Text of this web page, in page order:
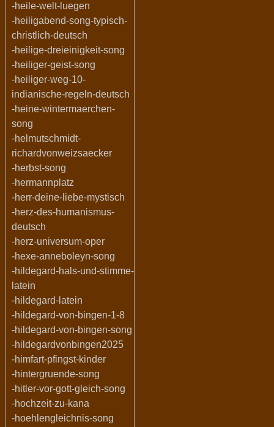
-heile-welt-luegen
-heiligabend-song-typisch-
christlich-deutsch
-heilige-dreieinigkeit-song
-heiliger-geist-song
-heiliger-weg-10-
indianische-regeln-deutsch
-heine-wintermaerchen-
song
-helmutschmidt-
richardvonweizsaecker
-herbst-song
-hermannplatz
-herr-deine-liebe-mystisch
-herz-des-humanismus-
deutsch
-herz-universum-oper
-hexe-anneboleyn-song
-hildegard-hals-und-stimme-
latein
-hildegard-latein
-hildegard-von-bingen-1-8
-hildegard-von-bingen-song
-hildegardvonbingen2025
-himfart-pfingst-kinder
-hintergruende-song
-hitler-vor-gott-gleich-song
-hochzeit-zu-kana
-hoehlengleichnis-song